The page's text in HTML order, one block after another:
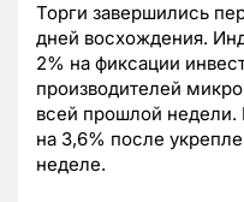
Торги завершились
дней восхождения.
2% на фиксации
производителей
всей прошлой недели.
на 3,6% после
неделе.